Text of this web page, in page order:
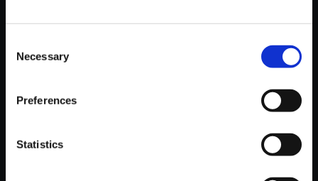
Selection
Necessary
Preferences
Statistics
おすすめ商品